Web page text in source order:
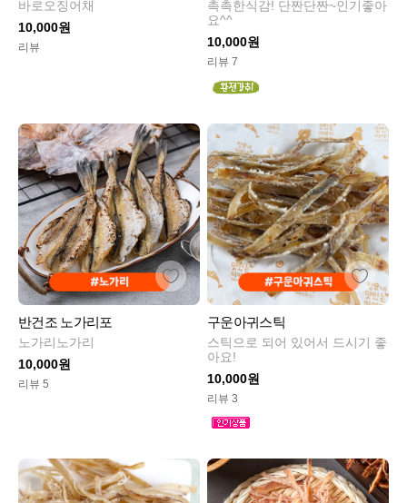
바로오징어채
10,000원
리뷰
촉촉한식감! 단짠단짠~인기좋아
요^^
10,000원
리뷰 7
반건조 노가리포
노가리노가리
10,000원
리뷰 5
구운아귀스틱
스틱으로 되어 있어서 드시기 좋
아요!
10,000원
리뷰 3